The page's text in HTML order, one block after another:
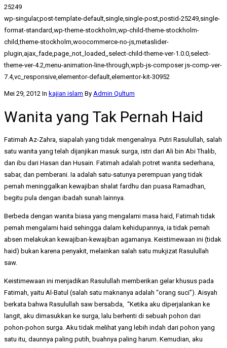
25249
wp-singular,post-template-default,single,single-post,postid-25249,single-
format-standard,wp-theme-stockholm,wp-child-theme-stockholm-
child,theme-stockholm,woocommerce-no-js,metaslider-
plugin,ajax_fade,page_not_loaded,,select-child-theme-ver-1.0.0,select-
theme-ver-4.2,menu-animation-line-through,wpb-js-composer js-comp-ver-
7.4,vc_responsive,elementor-default,elementor-kit-30952
Mei 29, 2012 In kajian islam By Admin Qultum
Wanita yang Tak Pernah Haid
Fatimah Az-Zahra, siapalah yang tidak mengenalnya. Putri Rasulullah, salah
satu wanita yang telah dijanjikan masuk surga, istri dari Ali bin Abi Thalib,
dan ibu dari Hasan dan Husain. Fatimah adalah potret wanita sederhana,
sabar, dan pemberani. Ia adalah satu-satunya perempuan yang tidak
pernah meninggalkan kewajiban shalat fardhu dan puasa Ramadhan,
begitu pula dengan ibadah sunah lainnya.
Berbeda dengan wanita biasa yang mengalami masa haid, Fatimah tidak
pernah mengalami haid sehingga dalam kehidupannya, ia tidak pernah
absen melakukan kewajiban-kewajiban agamanya. Keistimewaan ini (tidak
haid) bukan karena penyakit, melainkan salah satu mukjizat Rasulullah
saw.
Keistimewaan ini menjadikan Rasulullah memberikan gelar khusus pada
Fatimah, yaitu Al-Batul (salah satu maknanya adalah “orang suci”). Aisyah
berkata bahwa Rasulullah saw bersabda, “Ketika aku diperjalankan ke
langit, aku dimasukkan ke surga, lalu berhenti di sebuah pohon dari
pohon-pohon surga. Aku tidak melihat yang lebih indah dari pohon yang
satu itu, daunnya paling putih, buahnya paling harum. Kemudian, aku